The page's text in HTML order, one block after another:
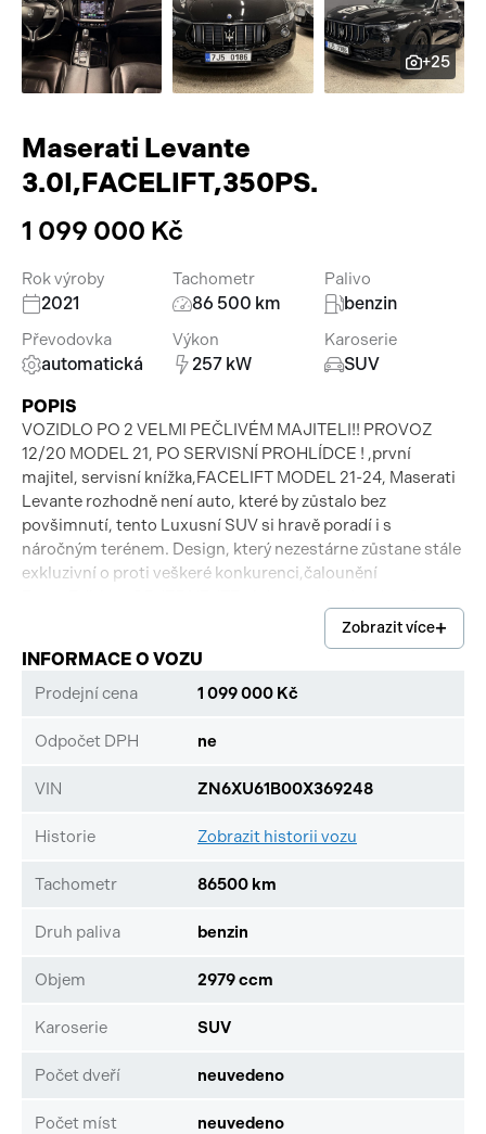
Pracovní stroje
Náhradní díly
Auto a život
Videa
+25
Maserati Levante
3.0I,FACELIFT,350PS.
1 099 000 Kč
Rok výroby
2021
Tachometr
86 500 km
Palivo
benzin
Převodovka
automatická
Výkon
257 kW
Karoserie
SUV
POPIS
VOZIDLO PO 2 VELMI PEČLIVÉM MAJITELI!! PROVOZ
12/20 MODEL 21, PO SERVISNÍ PROHLÍDCE ! ,první
majitel, servisní knížka,FACELIFT MODEL 21-24, Maserati
Levante rozhodně není auto, které by zůstalo bez
povšimnutí, tento Luxusní SUV si hravě poradí i s
náročným terénem. Design, který nezestárne zůstane stále
exkluzivní o proti veškeré konkurenci,čalounění
anebo si ZAREZERVUJTE termín prohlídky u nás a získáte
SLEVU 5000kč, VIN: ZN6XU61B00X369248
Zobrazit více
INFORMACE O VOZU
Prodejní cena 1 099 000 Kč
Odpočet DPH ne
VIN ZN6XU61B00X369248
Historie Zobrazit historii vozu
Tachometr 86500 km
Druh paliva benzin
Objem 2979 ccm
Karoserie SUV
Počet dveří neuvedeno
Počet míst neuvedeno